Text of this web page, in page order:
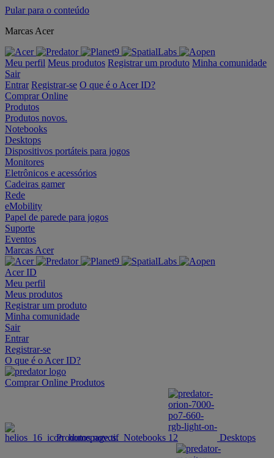
Pular para o conteúdo
Marcas Acer
Meu perfil Meus produtos Registrar um produto Minha comunidade
Sair
Entrar Registrar-se O que é o Acer ID?
Comprar Online
Produtos
Produtos novos.
Notebooks
Desktops
Dispositivos portáteis para jogos
Monitores
Eletrônicos e acessórios
Cadeiras gamer
Rede
eMobility
Papel de parede para jogos
Suporte
Eventos
Marcas Acer
Acer ID
Meu perfil
Meus produtos
Registrar um produto
Minha comunidade
Sair
Entrar
Registrar-se
O que é o Acer ID?
Comprar Online Produtos
Produtos novos. Notebooks Desktops